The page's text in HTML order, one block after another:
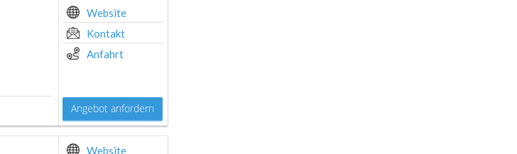
Website
Kontakt
Anfahrt
Angebot anfordern
Website